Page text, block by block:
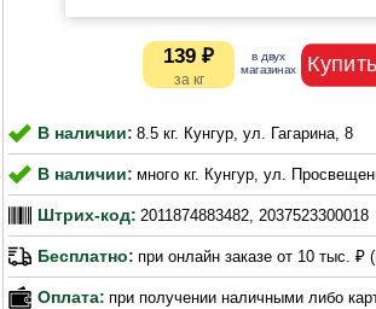
139 ₽
В наличии: 8.5 кг. Кунгур, ул. Гагарина, 8
В наличии: много кг. Кунгур, ул.
Штрих-код: 2011874883482, 2037523300018
Бесплатно: при онлайн заказе от 10 тыс. ₽
Оплата: при получении наличными либо